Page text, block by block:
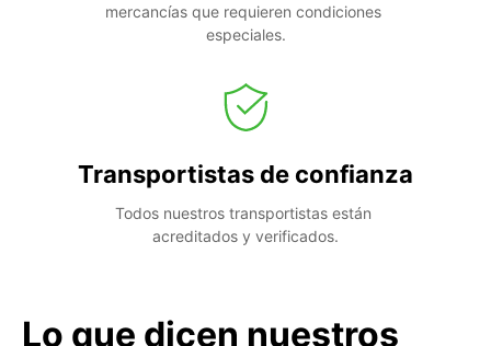
mercancías que requieren condiciones
especiales.
Transportistas de confianza
Todos nuestros transportistas están
acreditados y verificados.
Lo que dicen nuestros